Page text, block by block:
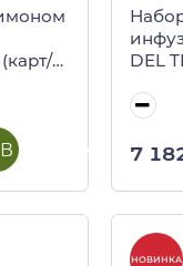
корзину
DEL
7
НОВИНКА